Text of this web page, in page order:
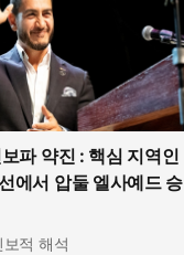
파 약진 : 핵심 지역인
에서 압둘 엘사예드 승
적 해석